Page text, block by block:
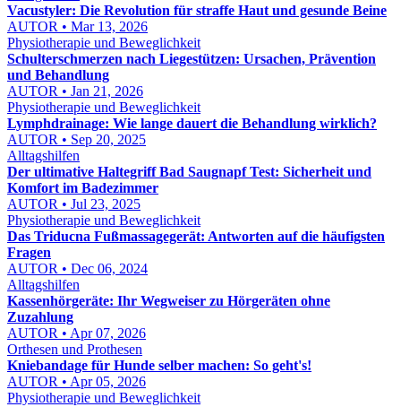
Vacustyler: Die Revolution für straffe Haut und gesunde Beine
AUTOR • Mar 13, 2026
Physiotherapie und Beweglichkeit
Schulterschmerzen nach Liegestützen: Ursachen, Prävention
und Behandlung
AUTOR • Jan 21, 2026
Physiotherapie und Beweglichkeit
Lymphdrainage: Wie lange dauert die Behandlung wirklich?
AUTOR • Sep 20, 2025
Alltagshilfen
Der ultimative Haltegriff Bad Saugnapf Test: Sicherheit und
Komfort im Badezimmer
AUTOR • Jul 23, 2025
Physiotherapie und Beweglichkeit
Das Triducna Fußmassagegerät: Antworten auf die häufigsten
Fragen
AUTOR • Dec 06, 2024
Alltagshilfen
Kassenhörgeräte: Ihr Wegweiser zu Hörgeräten ohne
Zuzahlung
AUTOR • Apr 07, 2026
Orthesen und Prothesen
Kniebandage für Hunde selber machen: So geht's!
AUTOR • Apr 05, 2026
Physiotherapie und Beweglichkeit